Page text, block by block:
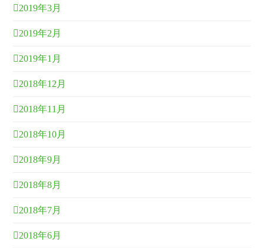
2019年3月
2019年2月
2019年1月
2018年12月
2018年11月
2018年10月
2018年9月
2018年8月
2018年7月
2018年6月